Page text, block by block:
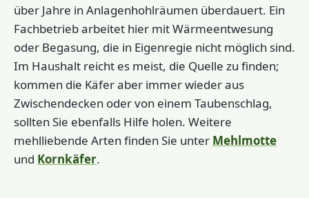
über Jahre in Anlagenhohlräumen überdauert. Ein
Fachbetrieb arbeitet hier mit Wärmeentwesung
oder Begasung, die in Eigenregie nicht möglich sind.
Im Haushalt reicht es meist, die Quelle zu finden;
kommen die Käfer aber immer wieder aus
Zwischendecken oder von einem Taubenschlag,
sollten Sie ebenfalls Hilfe holen. Weitere
mehlliebende Arten finden Sie unter Mehlmotte
und Kornkäfer.